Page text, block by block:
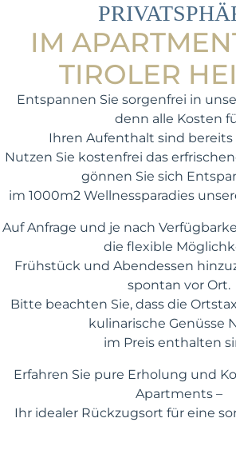
IM
TIROLER
Entspannen Sie sorgenfrei in
denn alle Kosten
Ihren Aufenthalt sind
Nutzen Sie kostenfrei das
gönnen Sie sich
im 1000m2 Wellnessparadies
Auf Anfrage und je nach
die flexible
Frühstück und Abendessen
spontan vor Ort.
Bitte beachten Sie, dass die
kulinarische Genüsse
im Preis enthalten
Erfahren Sie pure Erholung und
Apartments –
Ihr idealer Rückzugsort für eine